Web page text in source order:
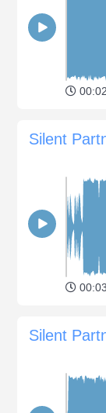
Silent
Silent